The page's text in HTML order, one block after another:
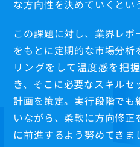
な方向性を決めていくとい
この課題に対し、業界レ
をもとに定期的な市場分
リングをして温度感を把
き、そこに必要なスキル
計画を策定。実行段階で
いながら、柔軟に方向修
に前進するよう努めてきま